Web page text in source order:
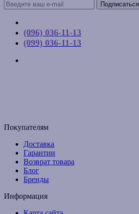
Подписаться
(096) 036-11-13
(099) 036-11-13
Покупателям
Доставка
Гарантии
Возврат товара
Блог
Бренды
Информация